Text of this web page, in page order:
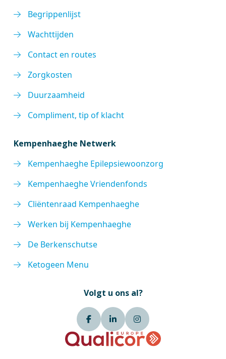
Begrippenlijst
Wachttijden
Contact en routes
Zorgkosten
Duurzaamheid
Compliment, tip of klacht
Kempenhaeghe Netwerk
Kempenhaeghe Epilepsiewoonzorg
Kempenhaeghe Vriendenfonds
Cliëntenraad Kempenhaeghe
Werken bij Kempenhaeghe
De Berkenschutse
Ketogeen Menu
Volgt u ons al?